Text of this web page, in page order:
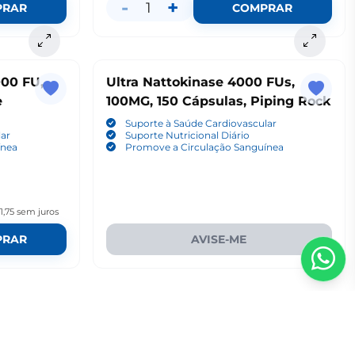
- 1 + COMPRAR
FU,
sem juros
Ultra Nattokinase 4000 FUs,
100MG, 150 Cápsulas, Piping Rock
Suporte à Saúde Cardiovascular
Suporte Nutricional Diário
Promove a Circulação Sanguínea
AVISE-ME